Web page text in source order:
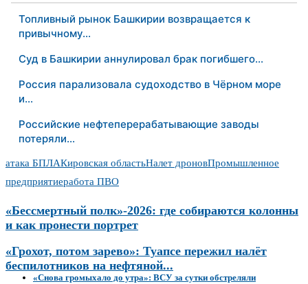
Топливный рынок Башкирии возвращается к
привычному…
Суд в Башкирии аннулировал брак погибшего…
Россия парализовала судоходство в Чёрном море
и…
Российские нефтеперерабатывающие заводы
потеряли…
атака БПЛАКировская областьНалет дроновПромышленное
предприятиеработа ПВО
«Бессмертный полк»-2026: где собираются колонны
и как пронести портрет
«Грохот, потом зарево»: Туапсе пережил налёт
беспилотников на нефтяной...
«Снова громыхало до утра»: ВСУ за сутки обстреляли